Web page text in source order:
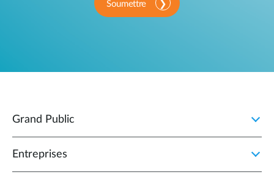
Soumettre
Grand Public
Entreprises